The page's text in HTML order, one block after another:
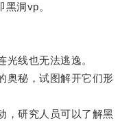
洞vp。
线也无法逃逸。
秘，试图解开它们形
研究人员可以了解黑